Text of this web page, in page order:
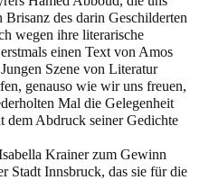
des darin Geschilderten
wegen ihre literarische
einen Text von Amos
Szene von Literatur
genauso wie wir uns freuen,
Mal die Gelegenheit
dem Abdruck seiner Gedichte
Krainer zum Gewinn
Stadt Innsbruck, das sie für die